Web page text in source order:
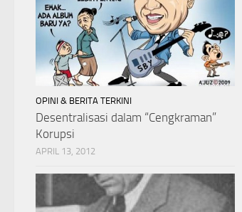
OPINI & BERITA TERKINI
Desentralisasi dalam “Cengkraman”
Korupsi
APRIL 13, 2012